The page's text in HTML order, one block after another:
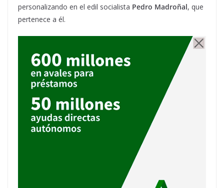
personalizando en el edil socialista Pedro Madroñal, que
pertenece a él.